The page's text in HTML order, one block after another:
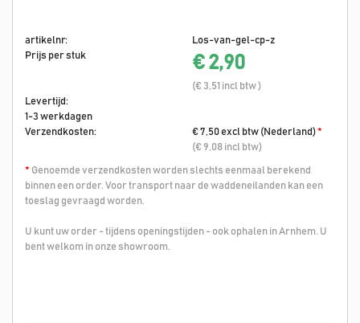
artikelnr:
Los-van-gel-cp-z
Prijs per stuk
€ 2,90
(€ 3,51 incl btw )
Levertijd:
1-3 werkdagen
Verzendkosten:
€ 7,50 excl btw (Nederland)*
(€ 9,08 incl btw)
* Genoemde verzendkosten worden slechts eenmaal berekend
binnen een order. Voor transport naar de waddeneilanden kan een
toeslag gevraagd worden.
U kunt uw order - tijdens openingstijden - ook ophalen in Arnhem. U
bent welkom in onze showroom.